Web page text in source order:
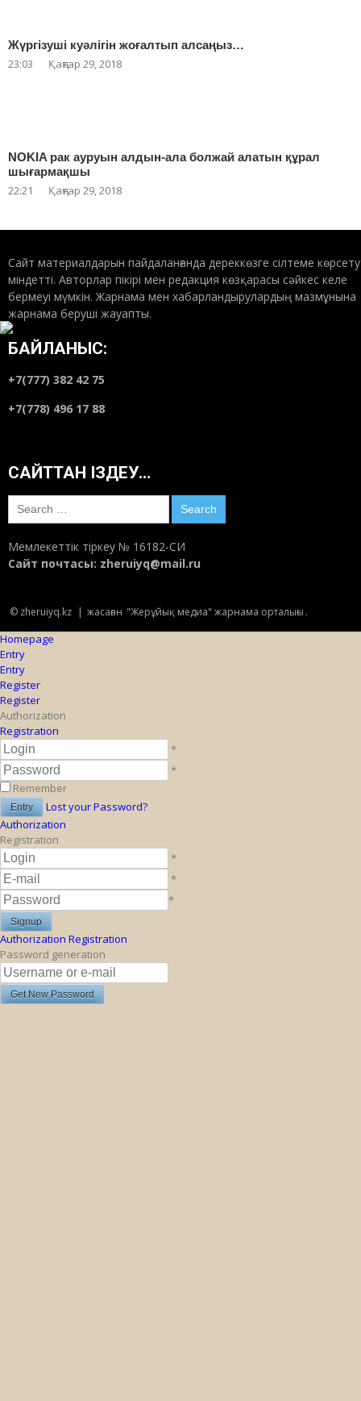
Жүргізуші куәлігін жоғалтып алсаңыз…
23:03 Қаңтар 29, 2018
NOKIA рак ауруын алдын-ала болжай алатын құрал
шығармақшы
22:21 Қаңтар 29, 2018
Сайт материалдарын пайдаланғанда дереккөзге сілтеме көрсету
міндетті. Авторлар пікірі мен редакция көзқарасы сәйкес келе
бермеуі мүмкін. Жарнама мен хабарландырулардың мазмұнына
жарнама беруші жауапты.
БАЙЛАНЫС:
+7(777) 382 42 75
+7(778) 496 17 88
САЙТТАН ІЗДЕУ…
Search
for:
Мемлекеттік тіркеу № 16182-СИ
Сайт почтасы: zheruiyq@mail.ru
© zheruiyq.kz | жасаған "Жерұйық медиа" жарнама орталығы .
Homepage
Entry
Entry
Register
Register
Authorization
Registration
*
*
Remember
Lost your Password?
Authorization
Registration
*
*
*
Authorization Registration
Password generation